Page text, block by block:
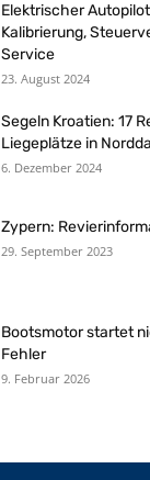
Elektrischer
Kalibrierung,
Service
23. August 2024
Segeln Kroatien: 17
Liegeplätze in
6. Dezember 2024
Zypern:
29. September 2023
Bootsmotor startet
Fehler
9. Februar 2026